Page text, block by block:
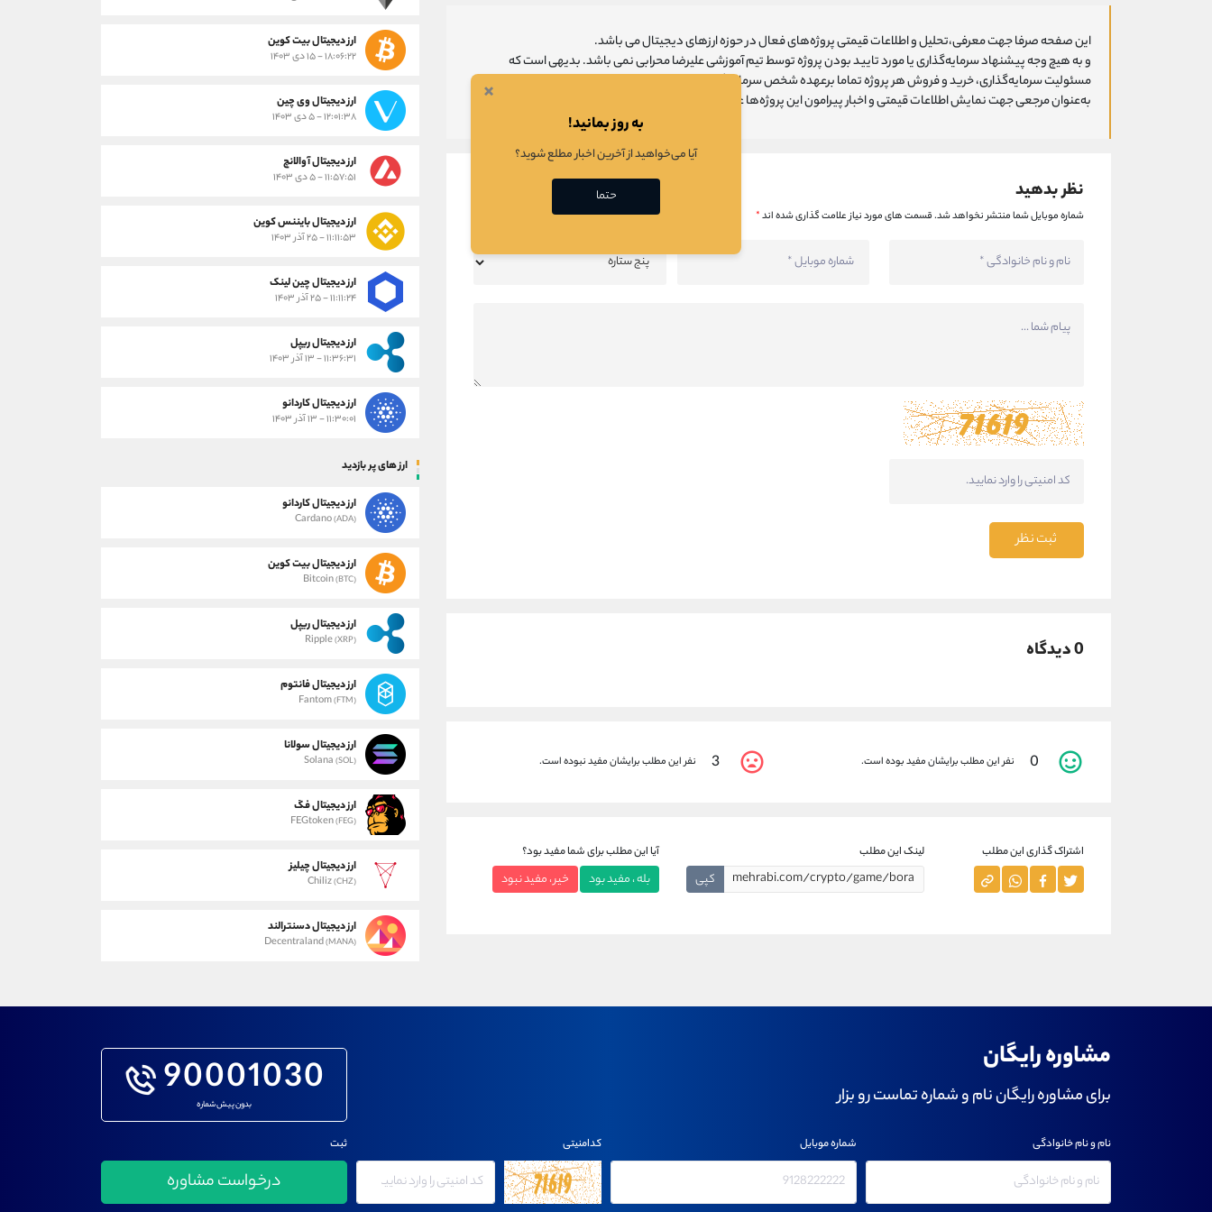
این صفحه صرفا جهت معرفی،تحلیل و اطلاعات قیمتی پروژه‌های فعال در حوزه ارزهای دیجیتال می باشد.
و به هیچ وجه پیشنهاد سرمایه‌گذاری یا مورد تایید بودن پروژه توسط تیم آموزشی علیرضا محرابی نمی باشد. بدیهی است که
مسئولیت سرمایه‌گذاری، خرید و فروش هر پروژه تماما برعهده شخص سرمایه گذار می باشد و تیم آموزشی علیرضا محرابی تنها
به‌عنوان مرجعی جهت نمایش اطلاعات قیمتی و اخبار پیرامون این پروژه‌‌ها عمل می‌کند.
نظر بدهید
شماره موبایل شما منتشر نخواهد شد.قسمت های مورد نیاز علامت گذاری شده اند*
ثبت نظر
0 دیدگاه
0 نفر این مطلب برایشان مفید بوده است. 3 نفر این مطلب برایشان مفید نبوده است.
اشتراک گذاری این مطلب لینک این مطلب
کپی
آیا این مطلب برای شما مفید بود؟
بله ، مفید بود خیر ، مفید نبود
ارز دیجیتال بیت کوین
۱۸:۰۶:۲۲ - ۱۵ دی ۱۴۰۳
ارز دیجیتال وی چین
۱۲:۰۱:۳۸ - ۵ دی ۱۴۰۳
ارز دیجیتال آوالانچ
۱۱:۵۷:۵۱ - ۵ دی ۱۴۰۳
ارز دیجیتال بایننس کوین
۱۱:۱۱:۵۳ - ۲۵ آذر ۱۴۰۳
ارز دیجیتال چین لینک
۱۱:۱۱:۲۴ - ۲۵ آذر ۱۴۰۳
ارز دیجیتال ریپل
۱۱:۳۶:۳۱ - ۱۳ آذر ۱۴۰۳
ارز دیجیتال کاردانو
۱۱:۳۰:۰۱ - ۱۳ آذر ۱۴۰۳
ارز های پر بازدید
ارز دیجیتال کاردانو
Cardano(ADA)
ارز دیجیتال بیت کوین
Bitcoin(BTC)
ارز دیجیتال ریپل
Ripple(XRP)
ارز دیجیتال فانتوم
Fantom(FTM)
ارز دیجیتال سولانا
Solana (SOL)
ارز دیجیتال فگ
FEGtoken(FEG)
ارز دیجیتال چیلیز
Chiliz(CHZ)
ارز دیجیتال دسنترالند
Decentraland(MANA)
مشاوره رایگان
برای مشاوره رایگان نام و شماره تماست رو بزار 90001030
بدون پیش شماره
نام و نام خانوادگی شماره موبایل کدامنیتی ثبت
×
به روز بمانید!
آیا می‌خواهید از آخرین اخبار مطلع شوید؟
حتما